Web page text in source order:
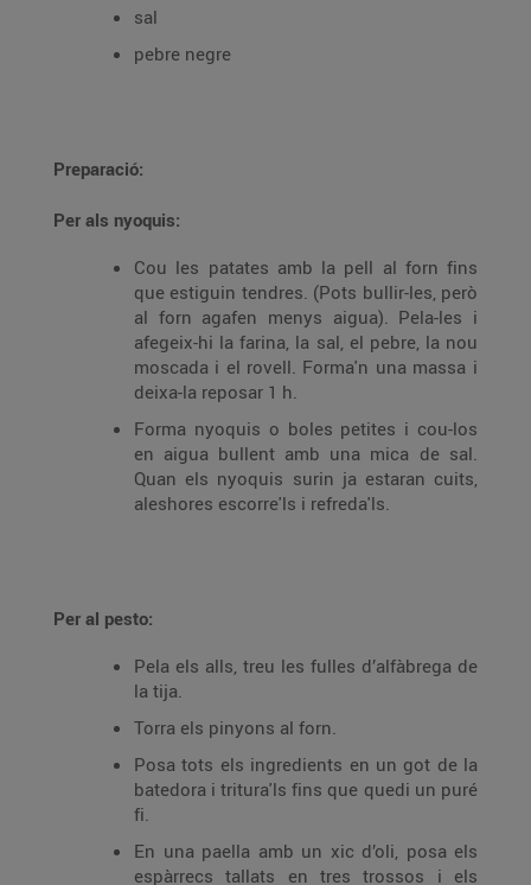
sal
pebre negre
Preparació:
Per als nyoquis:
Cou les patates amb la pell al forn fins
que estiguin tendres. (Pots bullir-les, però
al forn agafen menys aigua). Pela-les i
afegeix-hi la farina, la sal, el pebre, la nou
moscada i el rovell. Forma'n una massa i
deixa-la reposar 1 h.
Forma nyoquis o boles petites i cou-los
en aigua bullent amb una mica de sal.
Quan els nyoquis surin ja estaran cuits,
aleshores escorre'ls i refreda'ls.
Per al pesto:
Pela els alls, treu les fulles d’alfàbrega de
la tija.
Torra els pinyons al forn.
Posa tots els ingredients en un got de la
batedora i tritura'ls fins que quedi un puré
fi.
En una paella amb un xic d’oli, posa els
espàrrecs tallats en tres trossos i els